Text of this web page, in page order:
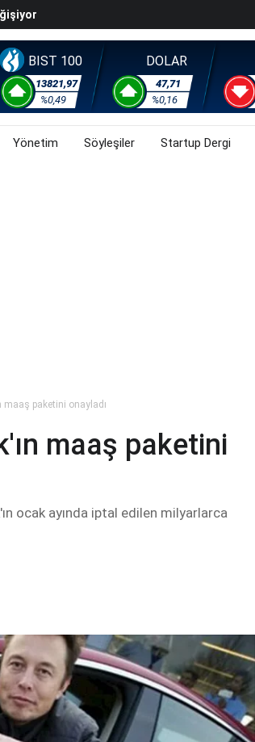
Temmuz 2026)
Iştahını Artırdı
Altında Son Durum Ne? (31 Temmuz 2026)
BIST 100
13821,97
%0,49
DOLAR
47,71
%0,16
Yönetim Söyleşiler Startup Dergi
maaş paketini onayladı
maaş paketini
ocak ayında iptal edilen milyarlarca